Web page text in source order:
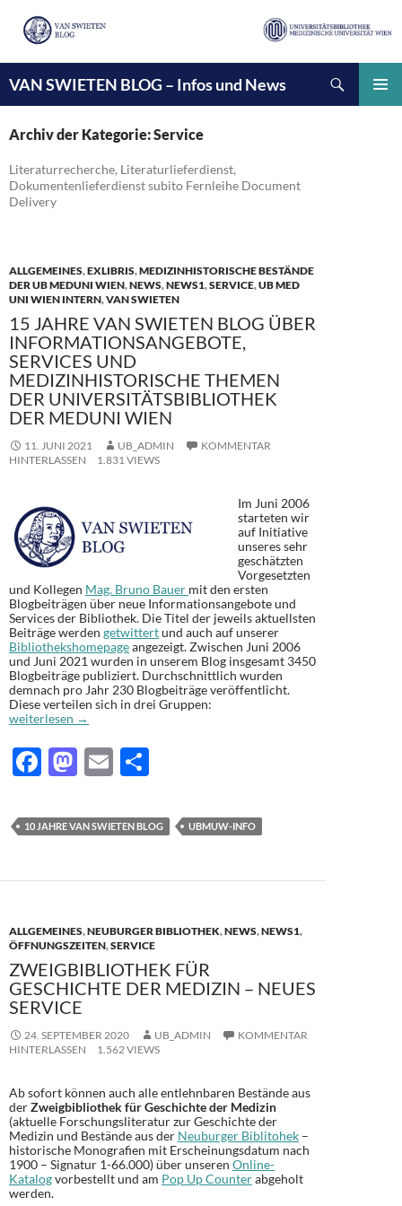
VAN SWIETEN BLOG – Infos und News
INHALT
SPRINGEN
Archiv der Kategorie: Service
Literaturrecherche, Literaturlieferdienst,
Dokumentenlieferdienst subito Fernleihe Document
Delivery
ALLGEMEINES,EXLIBRIS,MEDIZINHISTORISCHE BESTÄNDE
DER UB MEDUNI WIEN,NEWS,NEWS1,SERVICE,UB MED
UNI WIEN INTERN,VAN SWIETEN
15 JAHRE VAN SWIETEN BLOG ÜBER
INFORMATIONSANGEBOTE,
SERVICES UND
MEDIZINHISTORISCHE THEMEN
DER UNIVERSITÄTSBIBLIOTHEK
DER MEDUNI WIEN
11. JUNI 2021 UB_ADMIN
KOMMENTAR
HINTERLASSEN
1.831 VIEWS
Im Juni 2006
starteten wir
auf Initiative
unseres sehr
geschätzten
Vorgesetzten
und Kollegen Mag. Bruno Bauer mit den ersten
Blogbeiträgen über neue Informationsangebote und
Services der Bibliothek. Die Titel der jeweils aktuellsten
Beiträge werden getwittertund auch auf unserer
Bibliothekshomepageangezeigt. Zwischen Juni 2006
und Juni 2021 wurden in unserem Blog insgesamt 3450
Blogbeiträge publiziert. Durchschnittlich wurden
demnach pro Jahr 230 Blogbeiträge veröffentlicht.
Diese verteilen sich in drei Gruppen:
15 Jahre Van Swieten Blog über Informationsangebote, Services
weiterlesen →
F
e
o
k
M
to
o
E
ail le
10 JAHRE VAN SWIETEN BLOG UBMUW-INFO
ALLGEMEINES,NEUBURGER BIBLIOTHEK,NEWS,NEWS1,
ÖFFNUNGSZEITEN,SERVICE
ZWEIGBIBLIOTHEK FÜR
GESCHICHTE DER MEDIZIN – NEUES
SERVICE
24. SEPTEMBER 2020 UB_ADMIN
KOMMENTAR
HINTERLASSEN
1.562 VIEWS
Ab sofort können auch alle entlehnbaren Bestände aus
derZweigbibliothek für Geschichte der Medizin
(aktuelle Forschungsliteratur zur Geschichte der
Medizin und Bestände aus der Neuburger Biblitohek –
historische Monografien mit Erscheinungsdatum nach
1900 – Signatur 1-66.000) über unseren Online-
Katalogvorbestellt und am Pop Up Counterabgeholt
werden.